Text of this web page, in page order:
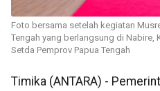
Foto bersama setelah kegiatan
Tengah yang berlangsung di Nabire,
Setda Pemprov Papua Tengah
Timika (ANTARA) -